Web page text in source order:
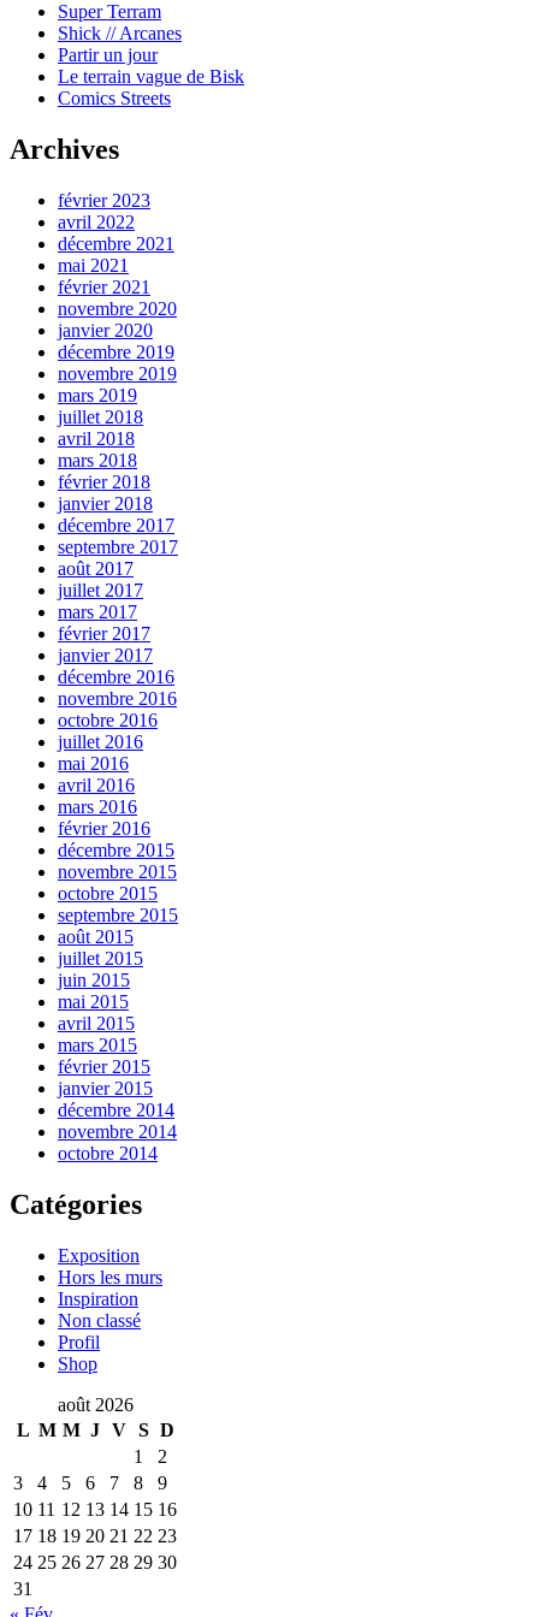
Super Terram
Shick // Arcanes
Partir un jour
Le terrain vague de Bisk
Comics Streets
Archives
février 2023
avril 2022
décembre 2021
mai 2021
février 2021
novembre 2020
janvier 2020
décembre 2019
novembre 2019
mars 2019
juillet 2018
avril 2018
mars 2018
février 2018
janvier 2018
décembre 2017
septembre 2017
août 2017
juillet 2017
mars 2017
février 2017
janvier 2017
décembre 2016
novembre 2016
octobre 2016
juillet 2016
mai 2016
avril 2016
mars 2016
février 2016
décembre 2015
novembre 2015
octobre 2015
septembre 2015
août 2015
juillet 2015
juin 2015
mai 2015
avril 2015
mars 2015
février 2015
janvier 2015
décembre 2014
novembre 2014
octobre 2014
Catégories
Exposition
Hors les murs
Inspiration
Non classé
Profil
Shop
août 2026
L M M J V S D
1
2
3
4 5 6 7 8
9
10 11 12 13 14 15 16
17 18 19 20 21 22 23
24 25 26 27 28 29 30
31